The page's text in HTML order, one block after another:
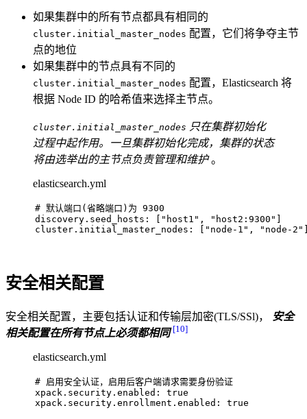
如果集群中的所有节点都具有相同的
cluster.initial_master_nodes 配置，它们将争夺主节
点的地位
如果集群中的节点具有不同的
cluster.initial_master_nodes 配置，Elasticsearch 将
根据 Node ID 的哈希值来选择主节点。
cluster.initial_master_nodes 只在集群初始化
过程中起作用。一旦集群初始化完成，集群的状态
将由选举出的主节点负责管理和维护。
elasticsearch.yml
# 默认端口(省略端口)为 9300
discovery.seed_hosts: ["host1", "host2:9300"]
cluster.initial_master_nodes: ["node-1", "node-
安全相关配置
安全相关配置，主要包括认证和传输层加密(TLS/SSl)，
安全
相关配置在所有节点上必须都相同 [10]
elasticsearch.yml
# 启用安全认证，启用后客户端请求需要身份验证
xpack.security.enabled: true
xpack.security.enrollment.enabled: true